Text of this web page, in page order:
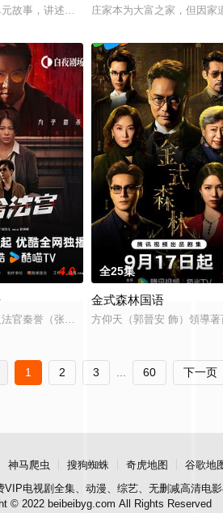
世豪（杜燕歌
带领一众团队，透过非一般的手法，为受害
故事，讲述马德钟所演的非常检控观带领一
庄家本为大富之家，但因家
的公开平台崛起
通肇事逃逸真相，不惜将自己拖入罪恶深渊
4.0
官秦誉（张家辉 饰），为掩盖儿子交通肇事
全25集
金式森林国语
方仰天（郭晉安 飾）領導
1 2 3 ... 60 下一页
神马爬虫 搜狗蜘蛛 奇虎地图 谷歌地
VIP电视剧全集、动漫、综艺、无删减高清电
© 2022 beibeibyg.com All Rights Reserved